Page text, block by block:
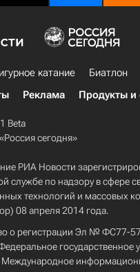
катание Биатлон
Реклама Продукты и
Beta
сегодня»
РИА Новости
службе по надзору в сфере
технологий и массовых
08 апреля 2014 года.
о регистрации Эл № ФС77-
государственное
Международное